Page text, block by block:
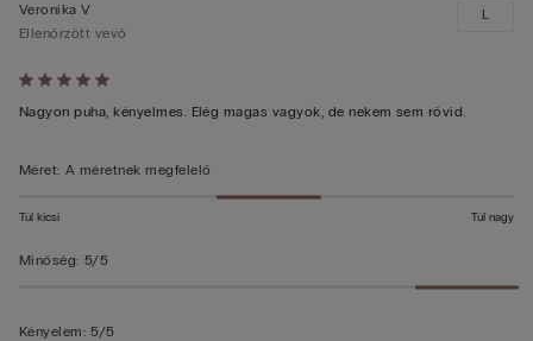
Értékelés:
5/5
Veronika V
Ellenőrzött vevő
Nagyon puha, kényelmes. Elég magas vagyok, de nekem sem rövid.
L
Méret: A méretnek megfelelő
Túl kicsi Túl nagy
Minőség: 5/5
Kényelem: 5/5